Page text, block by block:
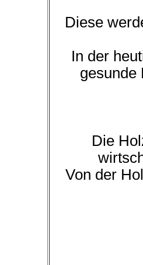
Diese
In der
gesunde
Die
Von der